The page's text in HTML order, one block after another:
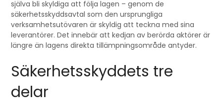
själva bli skyldiga att följa lagen – genom de
säkerhetsskyddsavtal som den ursprungliga
verksamhetsutövaren är skyldig att teckna med sina
leverantörer. Det innebär att kedjan av berörda aktörer är
längre än lagens direkta tillämpningsområde antyder.
Säkerhetsskyddets tre
delar